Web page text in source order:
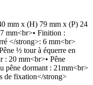
mm x (H) 79 mm x (P) 24
mm<br>• Finition :
</strong>: 6 mm<br>
½ tour à équerre en
: 20 mm<br>• Pêne
pêne dormant : 21mm<br>
de fixation</strong>